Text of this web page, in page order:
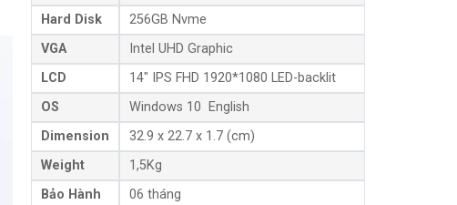
Hard Disk
256GB Nvme
VGA
Intel UHD Graphic
LCD
14″ IPS FHD 1920*1080 LED-backlit
OS
Windows 10 English
Dimension
32.9 x 22.7 x 1.7 (cm)
Weight
1,5Kg
Bảo Hành
06 tháng